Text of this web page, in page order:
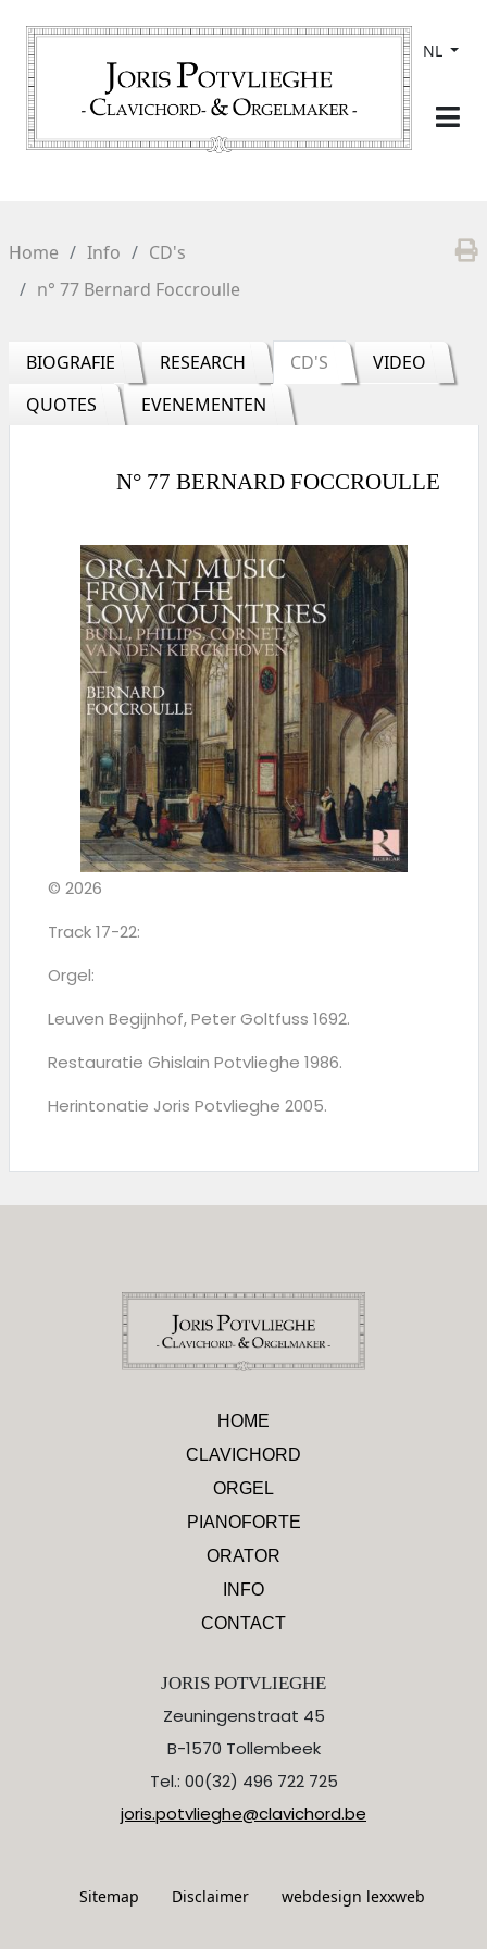
NL
Home Info
CD's
n° 77 Bernard Foccroulle
BIOGRAFIE RESEARCH CD'S
VIDEO
QUOTES
EVENEMENTEN
N° 77 BERNARD FOCCROULLE
© 2026
Track 17-22:
Orgel:
Leuven Begijnhof, Peter Goltfuss 1692.
Restauratie Ghislain Potvlieghe 1986.
Herintonatie Joris Potvlieghe 2005.
HOME
CLAVICHORD
ORGEL
PIANOFORTE
ORATOR
INFO
CONTACT
JORIS POTVLIEGHE
Zeuningenstraat 45
B-1570 Tollembeek
Tel.: 00(32) 496 722 725
joris.potvlieghe@clavichord.be
Sitemap Disclaimer webdesign lexxweb